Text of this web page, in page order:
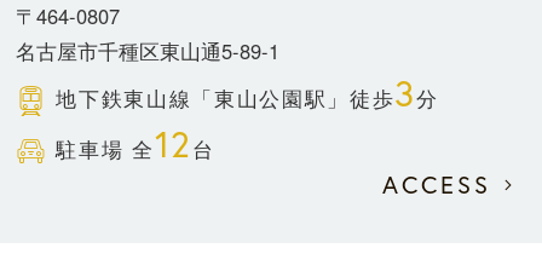
〒464-0807
名古屋市千種区東山通5-89-1
地下鉄東山線 「東山公園駅」徒歩3分
駐車場 全12台
ACCESS